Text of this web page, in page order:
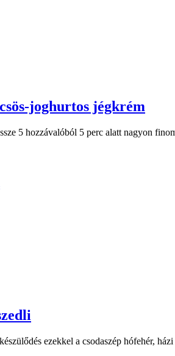
joghurtos jégkrém
5 hozzávalóból 5 perc alatt nagyon
ezekkel a csodaszép hófehér,